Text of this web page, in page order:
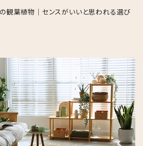
観葉植物｜センスがいいと思われる選び